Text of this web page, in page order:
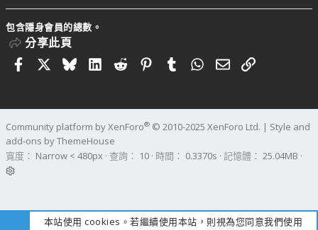
包含隱身會員的總數。
分享此頁
FacebookBlueskyLinkedIn
RedditPinterestTumblrWhatsApp
電子郵件
連結
Community platform by XenForo® © 2010-2025 XenForo Ltd. | Style and
add-ons by ThemeHouse
寬度
查詢 10 時間 0.3370s 記憶體 25.04MB
本站使用 cookies。若繼續使用本站，則視為您同意我們使用